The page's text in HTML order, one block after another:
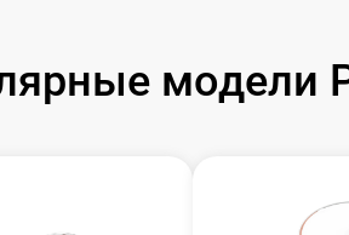
модели